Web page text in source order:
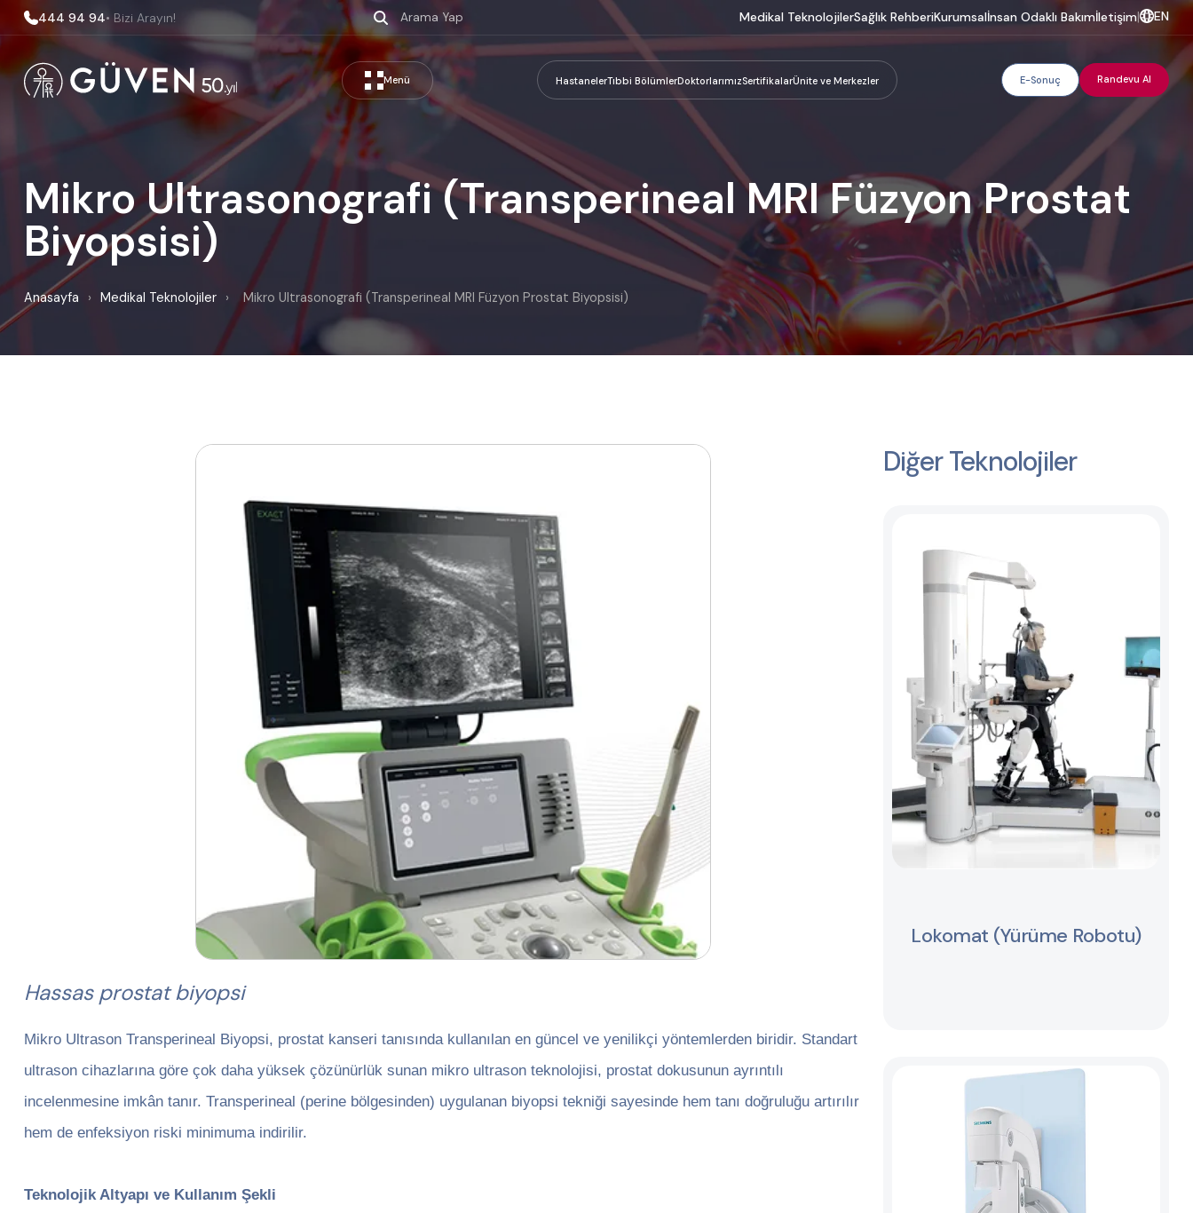
444 94 94• Bizi Arayın! Medikal TeknolojilerSağlık RehberiKurumsalİnsan Odaklı Bakımİletişim| EN
Menü HastanelerTıbbi BölümlerDoktorlarımızSertifikalarÜnite ve Merkezler E-Sonuç Randevu Al
Mikro Ultrasonografi (Transperineal MRI Füzyon Prostat
Biyopsisi)
Anasayfa › Medikal Teknolojiler › Mikro Ultrasonografi (Transperineal MRI Füzyon Prostat Biyopsisi)
Hassas prostat biyopsi
Mikro Ultrason Transperineal Biyopsi, prostat kanseri tanısında kullanılan en güncel ve yenilikçi yöntemlerden biridir. Standart
ultrason cihazlarına göre çok daha yüksek çözünürlük sunan mikro ultrason teknolojisi, prostat dokusunun ayrıntılı
incelenmesine imkân tanır. Transperineal (perine bölgesinden) uygulanan biyopsi tekniği sayesinde hem tanı doğruluğu artırılır
hem de enfeksiyon riski minimuma indirilir.
Teknolojik Altyapı ve Kullanım Şekli
Diğer Teknolojiler
Lokomat (Yürüme Robotu)